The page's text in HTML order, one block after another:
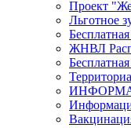
Проект
Льготное
ЖНВЛ